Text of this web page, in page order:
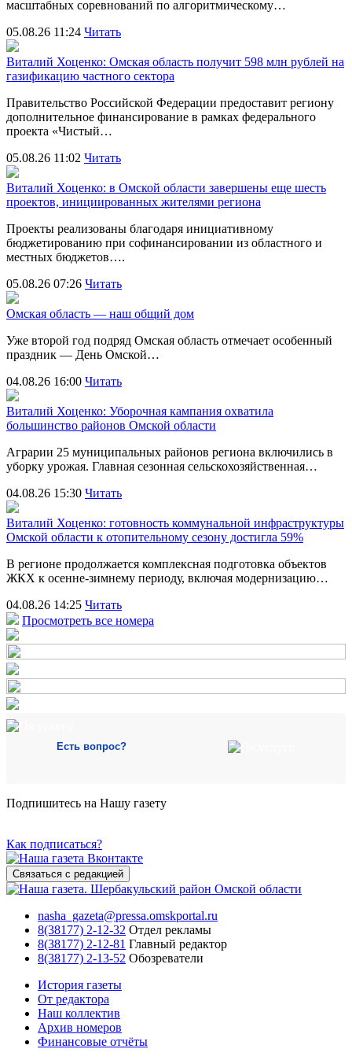
масштабных соревнований по алгоритмическому…
05.08.26 11:24 Читать
Виталий Хоценко: Омская область получит 598 млн рублей на
газификацию частного сектора
Правительство Российской Федерации предоставит региону
дополнительное финансирование в рамках федерального
проекта «Чистый…
05.08.26 11:02 Читать
Виталий Хоценко: в Омской области завершены еще шесть
проектов, инициированных жителями региона
Проекты реализованы благодаря инициативному
бюджетированию при софинансировании из областного и
местных бюджетов….
05.08.26 07:26 Читать
Омская область — наш общий дом
Уже второй год подряд Омская область отмечает особенный
праздник — День Омской…
04.08.26 16:00 Читать
Виталий Хоценко: Уборочная кампания охватила
большинство районов Омской области
Аграрии 25 муниципальных районов региона включились в
уборку урожая. Главная сезонная сельскохозяйственная…
04.08.26 15:30 Читать
Виталий Хоценко: готовность коммунальной инфраструктуры
Омской области к отопительному сезону достигла 59%
В регионе продолжается комплексная подготовка объектов
ЖКХ к осенне-зимнему периоду, включая модернизацию…
04.08.26 14:25 Читать
Просмотреть все номера
Есть вопрос?
Подпишитесь на Нашу газету
Как подписаться?
Связаться с редакцией
nasha_gazeta@pressa.omskportal.ru
8(38177) 2-12-32 Отдел рекламы
8(38177) 2-12-81 Главный редактор
8(38177) 2-13-52 Обозреватели
История газеты
От редактора
Наш коллектив
Архив номеров
Финансовые отчёты